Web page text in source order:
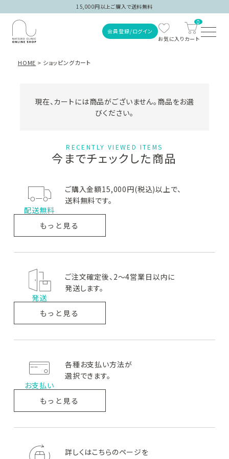
15,000円以上ご購入で送料無料
会員登録/ログイン
0
会員登録/ログイン
商品を探す
カテゴリー別 メーカー・ブランド別
クレンジング・洗顔
美容液
乳液・クリーム
目元・口元ケア
日焼け止め
HOME ショッピングカート
現在、カートには商品がございません。商品をお選
びください。
RECENTLY VIEWED ITEMS
今までチェックした商品
配送無料
ご購入金額15,000円(税込)以上で、
送料無料です。
もっと見る
発送
ご注文確定後、2～4営業日以内に
発送します。
もっと見る
お支払い
各種お支払い方法が
選択できます。
もっと見る
詳しくはこちらのページを